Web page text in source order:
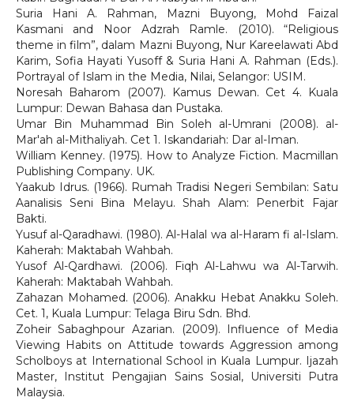
Suria Hani A. Rahman, Mazni Buyong, Mohd Faizal
Kasmani and Noor Adzrah Ramle. (2010). “Religious
theme in film”, dalam Mazni Buyong, Nur Kareelawati Abd
Karim, Sofia Hayati Yusoff & Suria Hani A. Rahman (Eds.).
Portrayal of Islam in the Media, Nilai, Selangor: USIM.
Noresah Baharom (2007). Kamus Dewan. Cet 4. Kuala
Lumpur: Dewan Bahasa dan Pustaka.
Umar Bin Muhammad Bin Soleh al-Umrani (2008). al-
Mar'ah al-Mithaliyah. Cet 1. Iskandariah: Dar al-Iman.
William Kenney. (1975). How to Analyze Fiction. Macmillan
Publishing Company. UK.
Yaakub Idrus. (1966). Rumah Tradisi Negeri Sembilan: Satu
Aanalisis Seni Bina Melayu. Shah Alam: Penerbit Fajar
Bakti.
Yusuf al-Qaradhawi. (1980). Al-Halal wa al-Haram fi al-Islam.
Kaherah: Maktabah Wahbah.
Yusof Al-Qardhawi. (2006). Fiqh Al-Lahwu wa Al-Tarwih.
Kaherah: Maktabah Wahbah.
Zahazan Mohamed. (2006). Anakku Hebat Anakku Soleh.
Cet. 1, Kuala Lumpur: Telaga Biru Sdn. Bhd.
Zoheir Sabaghpour Azarian. (2009). Influence of Media
Viewing Habits on Attitude towards Aggression among
Scholboys at International School in Kuala Lumpur. Ijazah
Master, Institut Pengajian Sains Sosial, Universiti Putra
Malaysia.